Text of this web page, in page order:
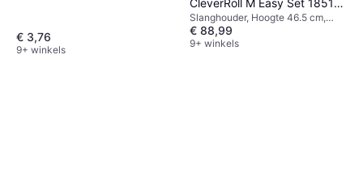
€ 3,76
9+ winkels
CleverRoll M Easy Set 18517-
20
Slanghouder, Hoogte 46.5 cm,
Breedte 39 cm, Lengte 76 cm
€ 88,99
9+ winkels